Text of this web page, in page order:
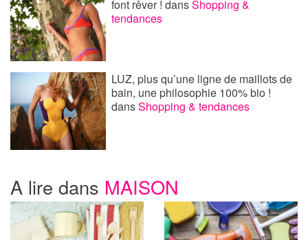
font rêver !dansShopping &
tendances
LUZ, plus qu’une ligne de maillots de
bain, une philosophie 100% bio !
dansShopping & tendances
A lire dans MAISON